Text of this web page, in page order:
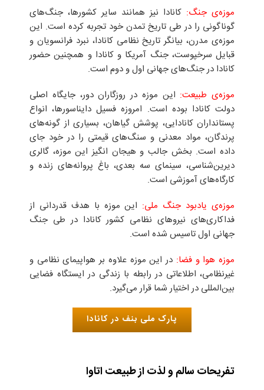
موزه‌ی جنگ: کانادا نیز همانند سایر کشورها، جنگ‌های
گوناگونی را در طی تاریخ تمدن خود تجربه کرده است. این
موزه‌ی مدرن، بیانگر تاریخ نظامی کانادا، نبرد فرانسویان و
قبایل سرخپوست، جنگ آمریکا و کانادا و همچنین حضور
کانادا در جنگ‌های جهانی اول و دوم است.
موزه‌ی طبیعت: این موزه در روزگاران دور، جایگاه اصلی
دولت کانادا بوده است. امروزه فسیل دایناسورها، انواع
پستانداران کانادایی، پوشش گیاهان، بسیاری از گونه‌های
پرندگان، مواد معدنی و سنگ‌های قیمتی را در خود جای
داده است. بخش جالب‌ و هیجان انگیز این موزه، گالری
دیرین‌شناسی، سینمای سه بعدی، باغ پروانه‌های زنده و
کارگاه‌های آموزشی است.
موزه‌ی یادبود جنگ ملی: این موزه با هدف قدردانی از
فداکاری‌های نیروهای نظامی کشور کانادا در طی جنگ
جهانی اول تاسیس شده است.
موزه هوا و فضا: در این موزه علاوه بر هواپیمای نظامی و
غیرنظامی، اطلاعاتی در رابطه با زندگی در ایستگاه فضایی
بین‌المللی در اختیار شما قرار می‌گیرد.
پارک ملی بنف در کانادا
تفریحات سالم و لذت از طبیعت اتاوا